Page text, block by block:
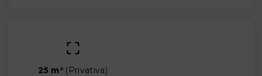
25 m² ( Privativa)